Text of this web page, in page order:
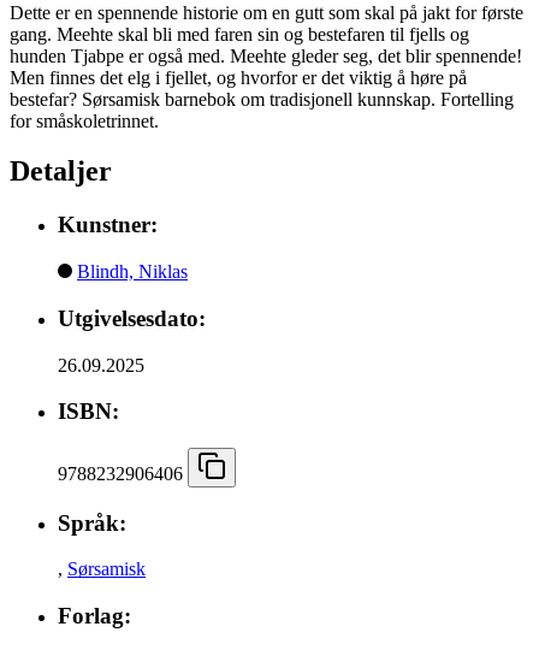
Dette er en spennende historie om en gutt som skal på jakt for første
gang. Meehte skal bli med faren sin og bestefaren til fjells og
hunden Tjabpe er også med. Meehte gleder seg, det blir spennende!
Men finnes det elg i fjellet, og hvorfor er det viktig å høre på
bestefar? Sørsamisk barnebok om tradisjonell kunnskap. Fortelling
for småskoletrinnet.
Detaljer
Kunstner:
Blindh, Niklas
Utgivelsesdato:
26.09.2025
ISBN:
9788232906406
Språk:
, Sørsamisk
Forlag: